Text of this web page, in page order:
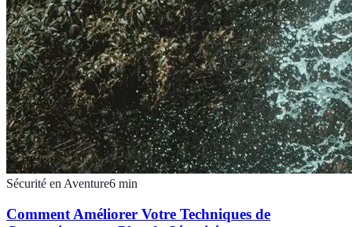
Sécurité en Aventure6 min
Comment Améliorer Votre Techniques de